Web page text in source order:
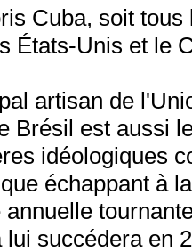
Cuba, soit
États-Unis et le
artisan de
Brésil est aussi
idéologiques
échappant à
annuelle
lui succédera en